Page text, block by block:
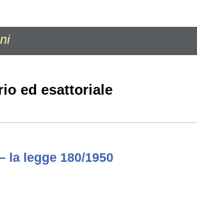
ed esattoriale
la legge 180/1950